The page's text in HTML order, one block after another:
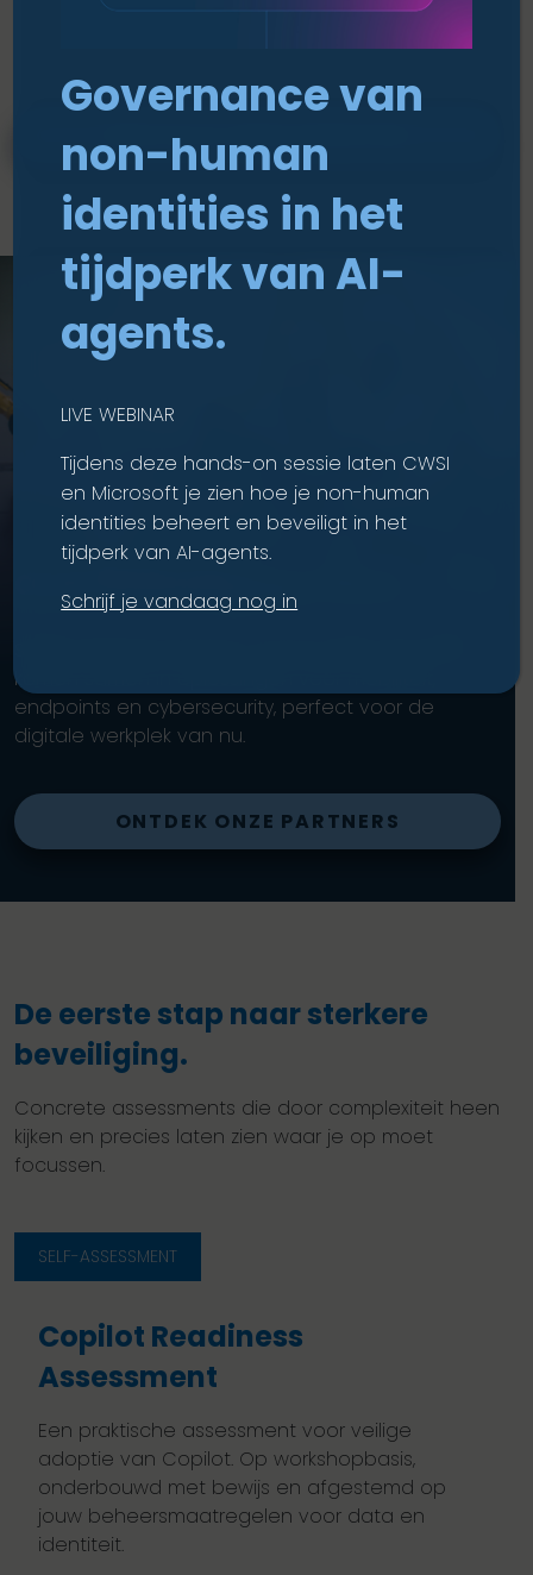
BEKIJK AL ONZE DIENSTEN
Onze technologiepartners
komen samen in oplossingen voor mobiliteit,
endpoints en cybersecurity, perfect voor de
digitale werkplek van nu.
ONTDEK ONZE PARTNERS
De eerste stap naar sterkere
beveiliging.
Concrete assessments die door complexiteit heen
kijken en precies laten zien waar je op moet
focussen.
SELF-ASSESSMENT
Copilot Readiness
Assessment
Een praktische assessment voor veilige
adoptie van Copilot. Op workshopbasis,
onderbouwd met bewijs en afgestemd op
jouw beheersmaatregelen voor data en
identiteit.
Governance van
non-human
identities in het
tijdperk van AI-
agents.
LIVE WEBINAR
Tijdens deze hands-on sessie laten CWSI
en Microsoft je zien hoe je non-human
identities beheert en beveiligt in het
tijdperk van AI-agents.
Schrijf je vandaag nog in